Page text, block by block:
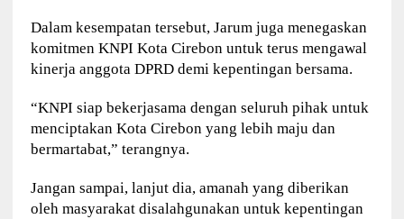
Dalam kesempatan tersebut, Jarum juga menegaskan
komitmen KNPI Kota Cirebon untuk terus mengawal
kinerja anggota DPRD demi kepentingan bersama.
“KNPI siap bekerjasama dengan seluruh pihak untuk
menciptakan Kota Cirebon yang lebih maju dan
bermartabat,” terangnya.
Jangan sampai, lanjut dia, amanah yang diberikan
oleh masyarakat disalahgunakan untuk kepentingan